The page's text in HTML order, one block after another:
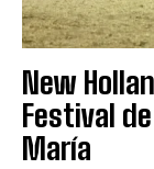
New
Festival
María